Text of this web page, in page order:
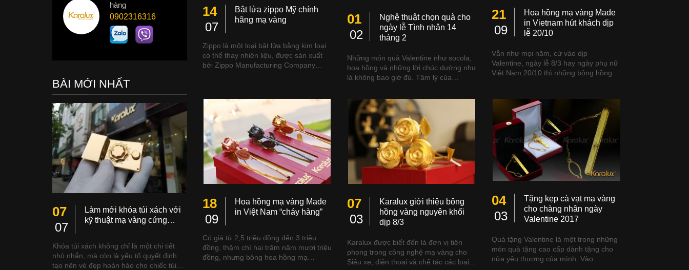
14
07
Bật lửa zippo Mỹ chính
hãng mạ vàng
Zippo là một loại bật lửa bằng kim loại
có thể thay nhiên liệu, được sản xuất
bởi Zippo Manufacturing Company…
01
02
Nghệ thuật chọn quà cho
ngày lễ Tình nhân 14
tháng 2
Những món quà Valentine như socola,
hoa hồng và những lời chúc dường như
là không bao giờ đủ. Tâm lý của…
21
09
Hoa hồng mạ vàng Made
in Vietnam hút khách dịp
lễ 20/10
Vẫn như mọi năm, cứ vào dịp
Valentine, ngày lễ 8/3 hay ngày phụ nữ
Việt Nam 20/10 thì những bông hồng…
18
09
Hoa hồng mạ vàng Made
in Việt Nam “cháy hàng”
Có giá từ 2,5 triệu đồng đến 3 triệu
đồng, thậm chí hai trăm năm mươi triệu
đồng, nhưng bông hoa hồng mạ…
07
03
Karalux giới thiệu bông
hồng vàng nguyên khối
dịp 8/3
Karalux được biết đến là đơn vị tiên
phong trong công nghệ mạ vàng cho
Siêu xe, điện thoại và chế tác các loại…
04
03
Tặng kẹp cà vạt mạ vàng
cho chàng nhân ngày
Valentine 2017
Quà tặng Valentine là một trong những
món quà tặng cao cấp dành tặng cho
nửa yêu thương của mình. Vào…
hàng
0902316316
BÀI MỚI NHẤT
07
07
Làm mới khóa túi xách với
kỹ thuật mạ vàng cứng…
Khóa túi xách không chỉ là một chi tiết
nhỏ nhắn, mà còn là yếu tố quyết định
tạo nên vẻ đẹp hoàn hảo cho chiếc túi…